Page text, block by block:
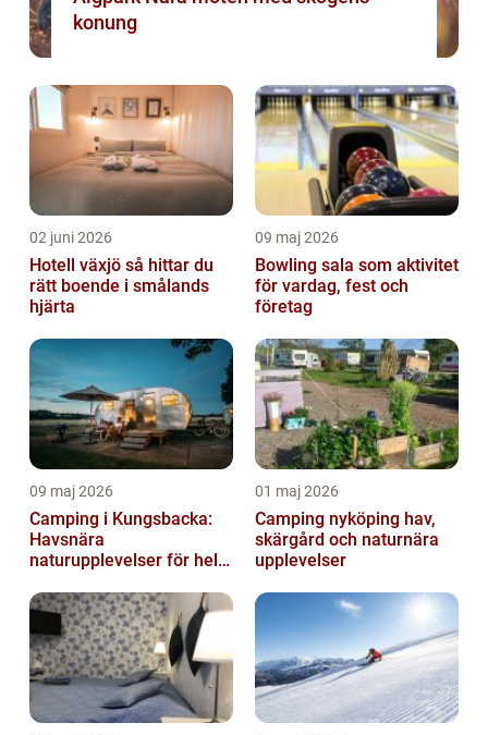
konung
02 juni 2026
Hotell växjö så hittar du
rätt boende i smålands
hjärta
09 maj 2026
Bowling sala som aktivitet
för vardag, fest och
företag
09 maj 2026
Camping i Kungsbacka:
Havsnära
naturupplevelser för hela
01 maj 2026
Camping nyköping hav,
skärgård och naturnära
upplevelser